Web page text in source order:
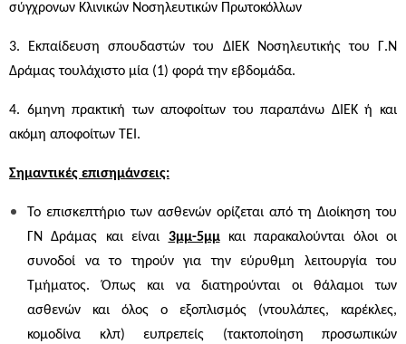
σύγχρονων Κλινικών Νοσηλευτικών Πρωτοκόλλων
3. Εκπαίδευση σπουδαστών του ΔΙΕΚ Νοσηλευτικής του Γ.Ν
Δράμας τουλάχιστο μία (1) φορά την εβδομάδα.
4. 6μηνη πρακτική των αποφοίτων του παραπάνω ΔΙΕΚ ή και
ακόμη αποφοίτων ΤΕΙ.
Σημαντικές επισημάνσεις:
Το επισκεπτήριο των ασθενών ορίζεται από τη Διοίκηση του
ΓΝ Δράμας και είναι 3μμ-5μμ
και παρακαλούνται όλοι οι
συνοδοί να το τηρούν για την εύρυθμη λειτουργία του
Τμήματος. Όπως και να διατηρούνται οι θάλαμοι των
ασθενών και όλος ο εξοπλισμός (ντουλάπες, καρέκλες,
κομοδίνα κλπ) ευπρεπείς (τακτοποίηση προσωπικών